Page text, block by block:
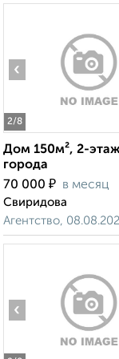
2/8
‹
Дом 150м², 2-
города
70 000 ₽ в месяц
Свиридова
Агентство,
‹